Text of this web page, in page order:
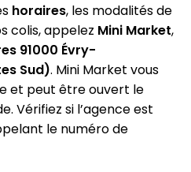
horaires, les modalités de
colis, appelez Mini Market,
91000 Évry-
Sud). Mini Market vous
et peut être ouvert le
Vérifiez si l’agence est
le numéro de